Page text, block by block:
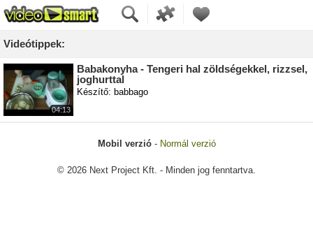
Videótippek:
04:13
Babakonyha - Tengeri hal zöldségekkel, rizzsel,
joghurttal
Készítő: babbago
Mobil verzió- Normál verzió
© 2026 Next Project Kft. - Minden jog fenntartva.